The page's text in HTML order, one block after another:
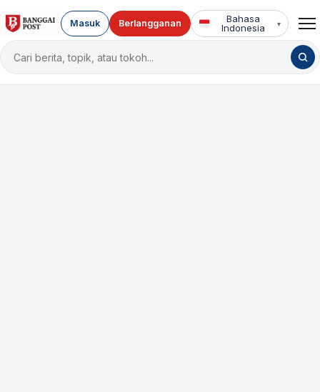
Cari
berita
Masuk Berlangganan
Bahasa
Indonesia
▾